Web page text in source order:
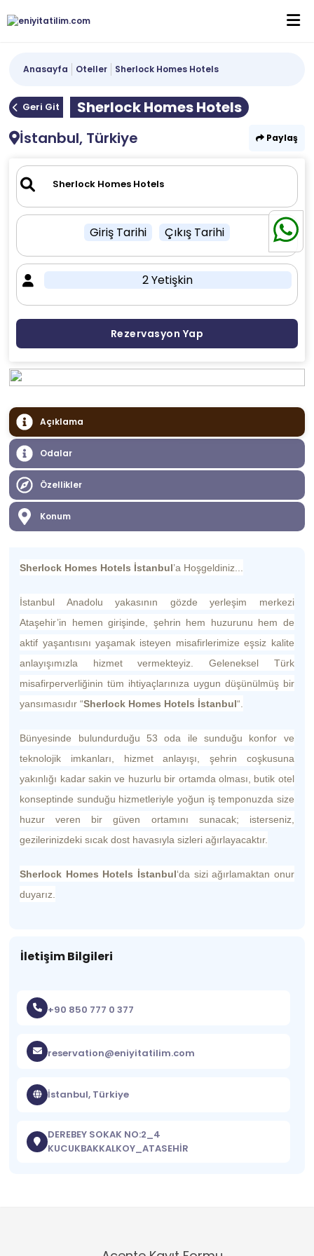
Anasayfa Oteller Sherlock Homes Hotels
Geri Git
Sherlock Homes Hotels
İstanbul, Türkiye
Paylaş
Giriş Tarihi Çıkış Tarihi
2 Yetişkin
Rezervasyon Yap
Açıklama
Odalar
Özellikler
Konum
Sherlock Homes Hotels İstanbul’a Hoşgeldiniz...
İstanbul Anadolu yakasının gözde yerleşim merkezi
Ataşehir’in hemen girişinde, şehrin hem huzurunu hem de
aktif yaşantısını yaşamak isteyen misafirlerimize eşsiz kalite
anlayışımızla hizmet vermekteyiz. Geleneksel Türk
misafirperverliğinin tüm ihtiyaçlarınıza uygun düşünülmüş bir
yansımasıdır “Sherlock Homes Hotels İstanbul“.
Bünyesinde bulundurduğu 53 oda ile sunduğu konfor ve
teknolojik imkanları, hizmet anlayışı, şehrin coşkusuna
yakınlığı kadar sakin ve huzurlu bir ortamda olması, butik otel
konseptinde sunduğu hizmetleriyle yoğun iş temponuzda size
huzur veren bir güven ortamını sunacak; isterseniz,
gezilerinizdeki sıcak dost havasıyla sizleri ağırlayacaktır.
Sherlock Homes Hotels İstanbul‘da sizi ağırlamaktan onur
duyarız.
İletişim Bilgileri
+90 850 777 0 377
reservation@eniyitatilim.com
İstanbul, Türkiye
DEREBEY SOKAK NO:2_4
KUCUKBAKKALKOY_ATASEHİR